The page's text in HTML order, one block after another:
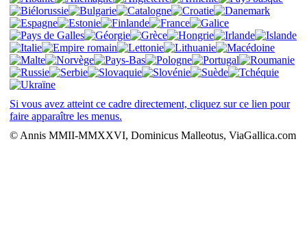
Si vous avez atteint ce cadre directement, cliquez sur ce lien pour
faire apparaître les menus.
© Annis MMII-MMXXVI, Dominicus Malleotus, ViaGallica.com